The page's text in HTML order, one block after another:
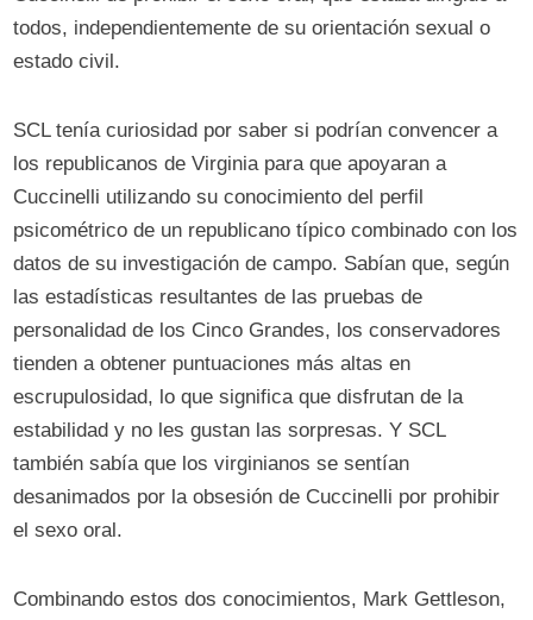
todos, independientemente de su orientación sexual o
estado civil.
SCL tenía curiosidad por saber si podrían convencer a
los republicanos de Virginia para que apoyaran a
Cuccinelli utilizando su conocimiento del perfil
psicométrico de un republicano típico combinado con los
datos de su investigación de campo. Sabían que, según
las estadísticas resultantes de las pruebas de
personalidad de los Cinco Grandes, los conservadores
tienden a obtener puntuaciones más altas en
escrupulosidad, lo que significa que disfrutan de la
estabilidad y no les gustan las sorpresas. Y SCL
también sabía que los virginianos se sentían
desanimados por la obsesión de Cuccinelli por prohibir
el sexo oral.
Combinando estos dos conocimientos, Mark Gettleson,